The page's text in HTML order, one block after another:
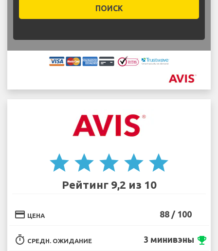
ПОИСК
star star star star star
Рейтинг 9,2 из 10
credit_card ЦЕНА 88 / 100
timer СРЕДН. ОЖИДАНИЕ 3 минивэны emoji_events